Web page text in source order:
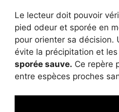
Le lecteur doit pouvoir
pied odeur et sporée en
pour orienter sa décision.
évite la précipitation et
sporée sauve. Ce repère
entre espèces proches